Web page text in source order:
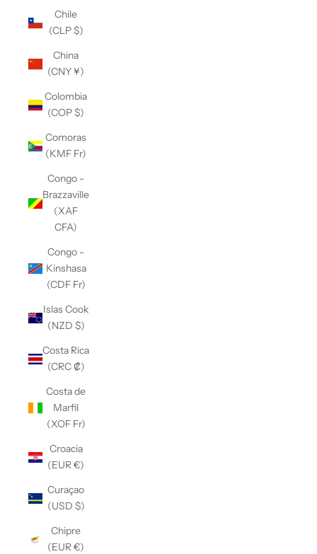
Chile
(CLP $)
China
(CNY ¥)
Colombia
(COP $)
Comoras
(KMF Fr)
Congo -
Brazzaville
(XAF
CFA)
Congo -
Kinshasa
(CDF Fr)
Islas Cook
(NZD $)
Costa Rica
(CRC ₡)
Costa de
Marfil
(XOF Fr)
Croacia
(EUR €)
Curaçao
(USD $)
Chipre
(EUR €)